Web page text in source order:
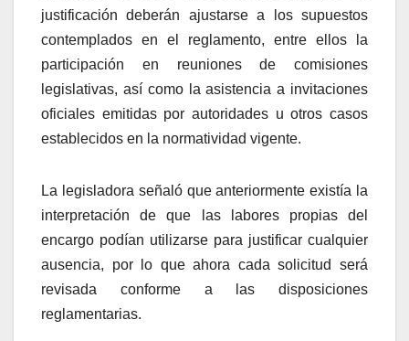
justificación deberán ajustarse a los supuestos
contemplados en el reglamento, entre ellos la
participación en reuniones de comisiones
legislativas, así como la asistencia a invitaciones
oficiales emitidas por autoridades u otros casos
establecidos en la normatividad vigente.
La legisladora señaló que anteriormente existía la
interpretación de que las labores propias del
encargo podían utilizarse para justificar cualquier
ausencia, por lo que ahora cada solicitud será
revisada conforme a las disposiciones
reglamentarias.